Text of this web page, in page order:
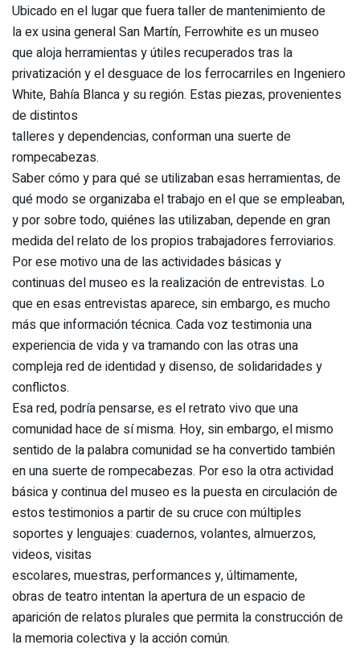
Ubicado en el lugar que fuera taller de mantenimiento de
la ex usina general San Martín, Ferrowhite es un museo
que aloja herramientas y útiles recuperados tras la
privatización y el desguace de los ferrocarriles en Ingeniero
White, Bahía Blanca y su región. Estas piezas, provenientes
de distintos
talleres y dependencias, conforman una suerte de
rompecabezas.
Saber cómo y para qué se utilizaban esas herramientas, de
qué modo se organizaba el trabajo en el que se empleaban,
y por sobre todo, quiénes las utilizaban, depende en gran
medida del relato de los propios trabajadores ferroviarios.
Por ese motivo una de las actividades básicas y
continuas del museo es la realización de entrevistas. Lo
que en esas entrevistas aparece, sin embargo, es mucho
más que información técnica. Cada voz testimonia una
experiencia de vida y va tramando con las otras una
compleja red de identidad y disenso, de solidaridades y
conflictos.
Esa red, podría pensarse, es el retrato vivo que una
comunidad hace de sí misma. Hoy, sin embargo, el mismo
sentido de la palabra comunidad se ha convertido también
en una suerte de rompecabezas. Por eso la otra actividad
básica y continua del museo es la puesta en circulación de
estos testimonios a partir de su cruce con múltiples
soportes y lenguajes: cuadernos, volantes, almuerzos,
videos, visitas
escolares, muestras, performances y, últimamente,
obras de teatro intentan la apertura de un espacio de
aparición de relatos plurales que permita la construcción de
la memoria colectiva y la acción común.